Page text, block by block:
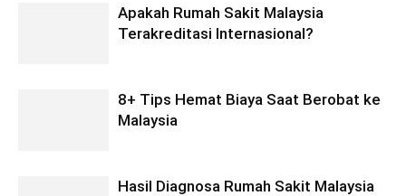
Apakah Rumah Sakit Malaysia
Terakreditasi Internasional?
8+ Tips Hemat Biaya Saat Berobat ke
Malaysia
Hasil Diagnosa Rumah Sakit Malaysia